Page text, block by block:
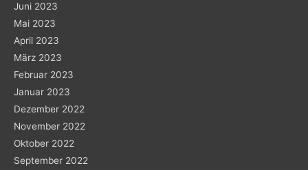
Juni 2023
Mai 2023
April 2023
März 2023
Februar 2023
Januar 2023
Dezember 2022
November 2022
Oktober 2022
September 2022